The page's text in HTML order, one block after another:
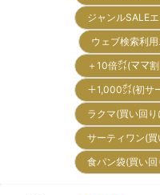
ジャンルSALE
ウェブ検索利
＋10倍㌽(ママ
＋1,000㌽(初
ラクマ(買い回
サーティワン(
食パン袋(買い